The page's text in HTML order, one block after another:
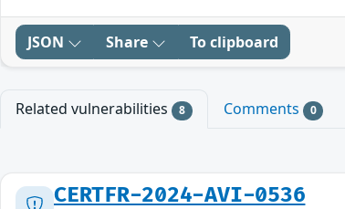
JSON Share To clipboard
Related vulnerabilities 8 Comments 0
CERTFR-2024-AVI-0536